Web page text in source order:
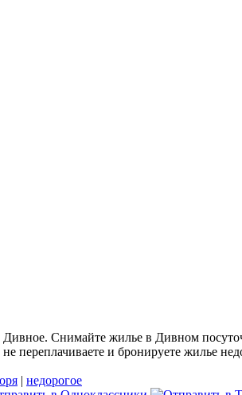
Снимайте жилье в Дивном
переплачиваете и бронируете жилье
| недорогое